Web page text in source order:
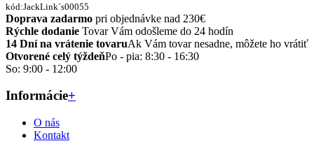
kód:JackLink´s00055
Doprava zadarmo pri objednávke nad 230€
Rýchle dodanie Tovar Vám odošleme do 24 hodín
14 Dní na vrátenie tovaruAk Vám tovar nesadne, môžete ho vrátiť
Otvorené celý týždeňPo - pia: 8:30 - 16:30
So: 9:00 - 12:00
Informácie+
O nás
Kontakt